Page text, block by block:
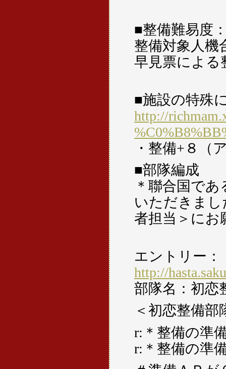
■整備難易度
整備対象人機
早見票による
■施設の特殊
http://
・整備+８（
■部隊編成
＊聯合国で
いただきまし
者担当＞にお
エントリー：
http://
部隊名：初恋
＜初恋整備
r:＊整備の準
r:＊整備の準